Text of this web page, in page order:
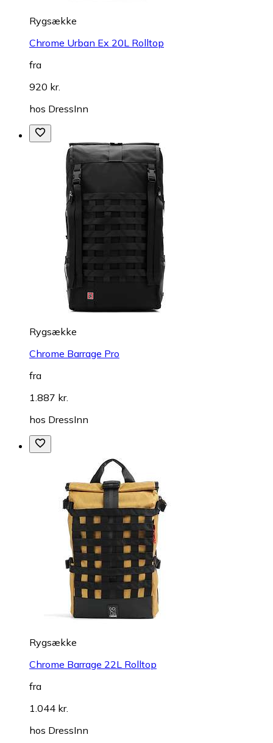
Rygsække
Chrome Urban Ex 20L Rolltop
fra
920 kr.
hos DressInn
Rygsække
Chrome Barrage Pro
fra
1.887 kr.
hos DressInn
Rygsække
Chrome Barrage 22L Rolltop
fra
1.044 kr.
hos DressInn